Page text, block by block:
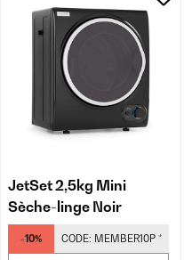
JetSet 2,5kg Mini
Sèche-linge Noir
-10% CODE: MEMBER10P *